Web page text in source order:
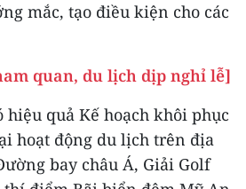
mắc, tạo điều kiện cho các
quan, du lịch dịp nghỉ lễ]
quả Kế hoạch khôi phục
hoạt động du lịch trên địa
bay châu Á, Giải Golf